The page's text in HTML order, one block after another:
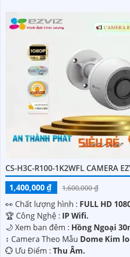
CS-H3C-R100-1K2WFL CAMERA
1,400,000 ₫
1,600,000 ₫
️👀 Chất lượng hình : FULL HD
🏆 Công Nghệ : IP Wifi.
🌙 Xem ban đêm : Hồng Ngoại
↕️ Camera Theo Mẫu Dome Kim
️💮 Ưu Điểm : Thu Âm.